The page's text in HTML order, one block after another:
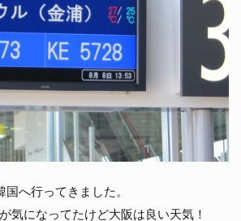
へ行ってきました。
気になってたけど大阪は良い天気！